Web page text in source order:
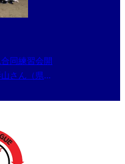
同練習会開
さん（県央